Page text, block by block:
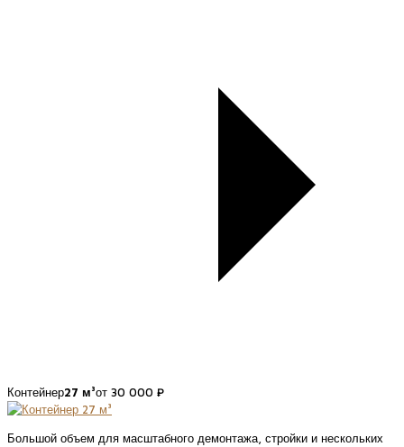
Контейнер27 м³от 30 000 ₽
Большой объем для масштабного демонтажа, стройки и нескольких